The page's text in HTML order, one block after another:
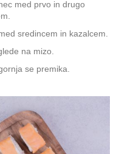
med prvo in drugo
sredincem in kazalcem.
na mizo.
se premika.